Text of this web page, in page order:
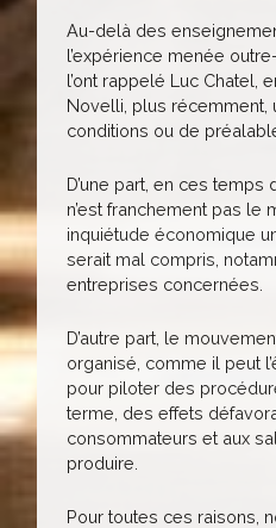
Au-delà des
l’expérience menée
l’ont rappelé Luc Chatel,
Novelli, plus récemment,
conditions ou de
D’une part, en ces
n’est franchement pas le
inquiétude économique
serait mal compris,
entreprises concernées.
D’autre part, le
organisé, comme il peut
pour piloter des
terme, des effets
consommateurs et aux
produire.
Pour toutes ces raisons,